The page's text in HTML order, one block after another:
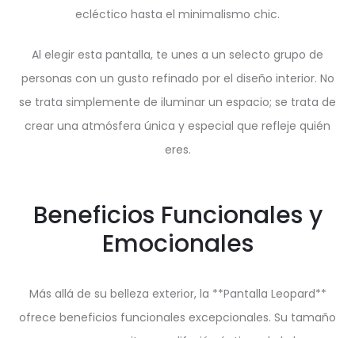
ecléctico hasta el minimalismo chic.
Al elegir esta pantalla, te unes a un selecto grupo de
personas con un gusto refinado por el diseño interior. No
se trata simplemente de iluminar un espacio; se trata de
crear una atmósfera única y especial que refleje quién
eres.
Beneficios Funcionales y
Emocionales
Más allá de su belleza exterior, la **Pantalla Leopard**
ofrece beneficios funcionales excepcionales. Su tamaño